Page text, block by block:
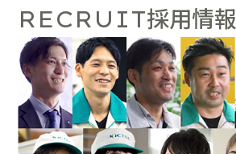
RECRUIT採用情報